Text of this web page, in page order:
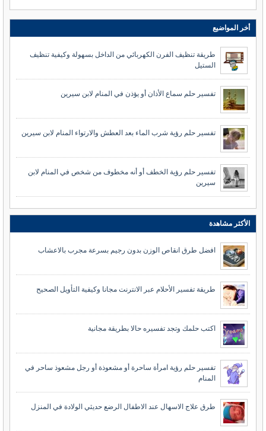
أخر المواضيع
طريقة تنظيف الفرن الكهربائي من الداخل بسهولة وكيفية تنظيف
الستيل
تفسير حلم سماع الأذان أو يؤذن في المنام لابن سيرين
تفسير حلم رؤية شرب الماء بعد العطش والارتواء المنام لابن سيرين
تفسير حلم رؤية الخطف أو أنه مخطوف من شخص في المنام لابن
سيرين
الأكثر مشاهدة
افضل طرق انقاص الوزن بدون رجيم بسرعة مجرب بالاعشاب
طريقة تفسير الأحلام عبر الانترنت مجانا وكيفية التأويل الصحيح
اكتب حلمك وتجد تفسيره حالا بطريقة مجانية
تفسير حلم رؤية امرأة ساحرة أو مشعوذة أو رجل مشعوذ ساحر في
المنام
طرق علاج الاسهال عند الاطفال الرضع حديثي الولادة في المنزل